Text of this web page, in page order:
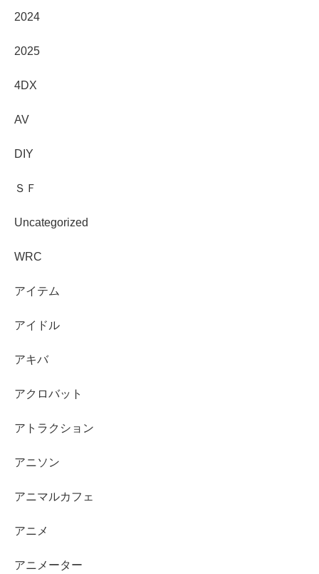
2024
2025
4DX
AV
DIY
ＳＦ
Uncategorized
WRC
アイテム
アイドル
アキバ
アクロバット
アトラクション
アニソン
アニマルカフェ
アニメ
アニメーター